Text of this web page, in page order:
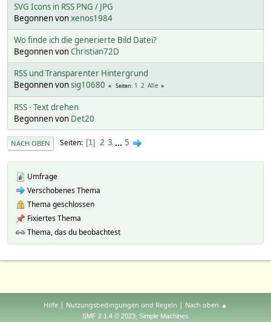
SVG Icons in RSS PNG / JPG
Begonnen vonxenos1984
Wo finde ich die generierte Bild Datei?
Begonnen vonChristian72D
RSS und Transparenter Hintergrund
Begonnen vonsig10680 Seiten 1 2 Alle
RSS - Text drehen
Begonnen von Det20
NACH OBEN Seiten 1 2 3 ... 5
Umfrage
Verschobenes Thema
Thema geschlossen
Fixiertes Thema
Thema, das du beobachtest
Hilfe | Nutzungsbedingungen und Regeln | Nach oben ▲
SMF 2.1.4 © 2023, Simple Machines